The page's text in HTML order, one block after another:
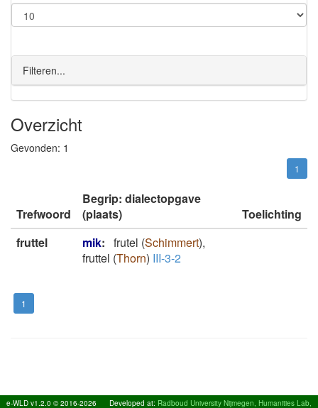
Filteren...
Overzicht
Gevonden: 1
1
Trefwoord
Begrip: dialectopgave
(plaats)
Toelichting
fruttel
mik: frutel (Schimmert),
fruttel (Thorn) III-3-2
1
e-WLD v1.2.0 © 2016-2026 Developed at: Radboud University Nijmegen, Humanities Lab,